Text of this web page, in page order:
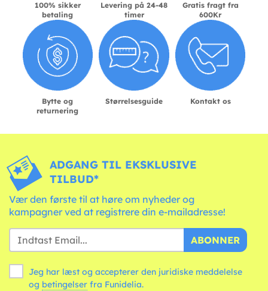
100% sikker
betaling
Levering på 24-48
timer
Gratis fragt fra
600Kr
Bytte og
returnering
Størrelsesguide Kontakt os
ADGANG TIL EKSKLUSIVE
TILBUD*
Vær den første til at høre om nyheder og
kampagner ved at registrere din e-mailadresse!
ABONNER
Jeg har læst og accepterer den juridiske meddelelse
og betingelser fra Funidelia.